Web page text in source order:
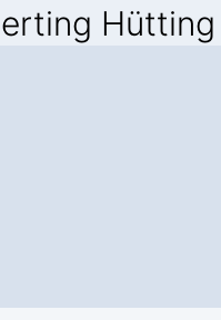
Hütting